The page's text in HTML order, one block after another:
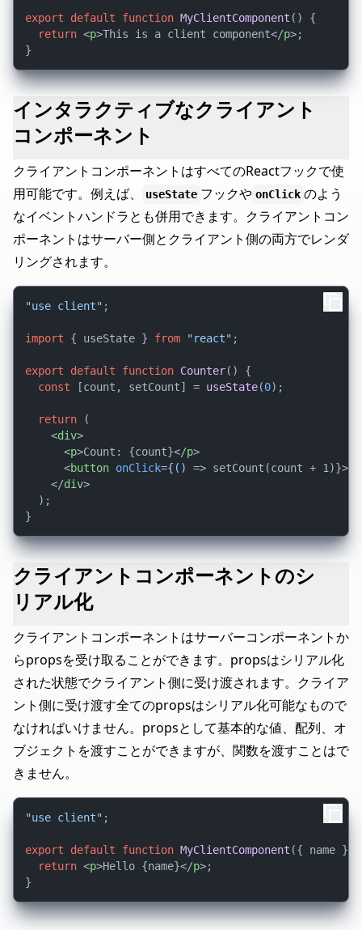
export default function MyClientComponent ( ) {
return <p>This is a client component</p>;
インタラクティブなクライアント
コンポーネント
クライアントコンポーネントはすべてのReactフックで使
用可能です。例えば、
useState フックや onClick のよう
なイベントハンドラとも併用できます。クライアントコン
ポーネントはサーバー側とクライアント側の両方でレンダ
リングされます。
"use client" ;
import { useState } from "react" ;
export default function Counter( ) {
const [count, setCount] = useState(0);
return (
<div>
<p>Count: {count}</p>
<button onClick={() => setCount(count +
</div>
  );
クライアントコンポーネントのシ
リアル化
クライアントコンポーネントはサーバーコンポーネントか
らpropsを受け取ることができます。propsはシリアル化
された状態でクライアント側に受け渡されます。クライア
ント側に受け渡す全てのpropsはシリアル化可能なもので
なければいけません。propsとして基本的な値、配列、オ
ブジェクトを渡すことができますが、関数を渡すことはで
きません。
"use client" ;
export default function MyClientComponent ({ name }
return <p>Hello {name}</p>;